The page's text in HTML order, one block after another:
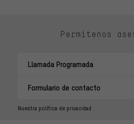
Permítenos
Llamada Programada
Formulario de contacto
Nuestra política de privacidad